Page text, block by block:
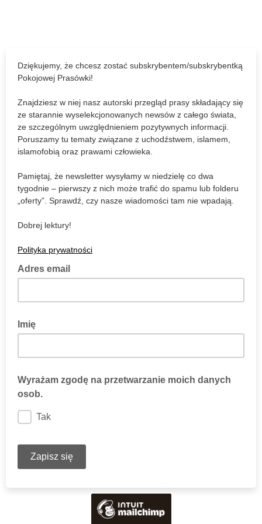
Dziękujemy, że chcesz zostać subskrybentem/subskrybentką
Pokojowej Prasówki!
Znajdziesz w niej nasz autorski przegląd prasy składający się
ze starannie wyselekcjonowanych newsów z całego świata,
ze szczególnym uwzględnieniem pozytywnych informacji.
Poruszamy tu tematy związane z uchodźstwem, islamem,
islamofobią oraz prawami człowieka.
Pamiętaj, że newsletter wysyłamy w niedzielę co dwa
tygodnie – pierwszy z nich może trafić do spamu lub folderu
oferty” . Sprawdź, czy nasze wiadomości tam nie wpadają.
Dobrej lektury!
Polityka prywatności
Adres email
Imię
Wyrażam zgodę na przetwarzanie moich danych
osob.
Tak